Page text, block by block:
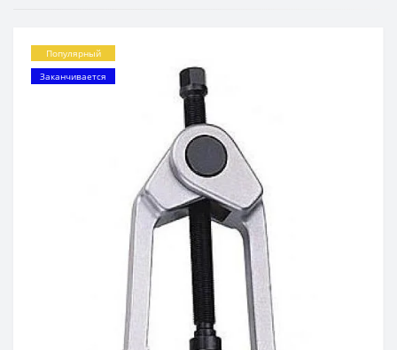
Популярный
Заканчивается